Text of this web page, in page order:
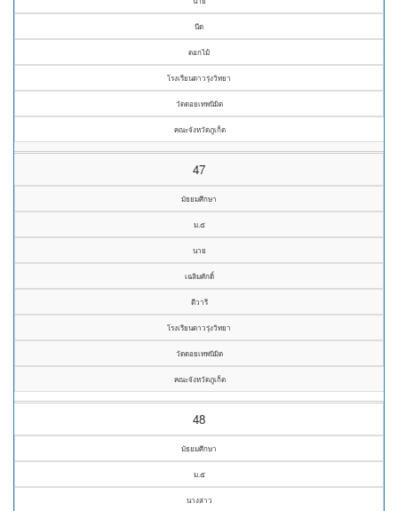
นีต
ดอกไม้
โรงเรียนดาวรุ่งวิทยา
วัดดอยเทพนิมิต
คณะจังหวัดภูเก็ต
47
มัธยมศึกษา
ม.๕
นาย
เฉลิมศักดิ์
ตีวารี
โรงเรียนดาวรุ่งวิทยา
วัดดอยเทพนิมิต
คณะจังหวัดภูเก็ต
48
มัธยมศึกษา
ม.๕
นางสาว